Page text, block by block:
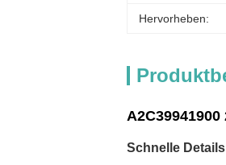
Hervorheben:
Schnelle